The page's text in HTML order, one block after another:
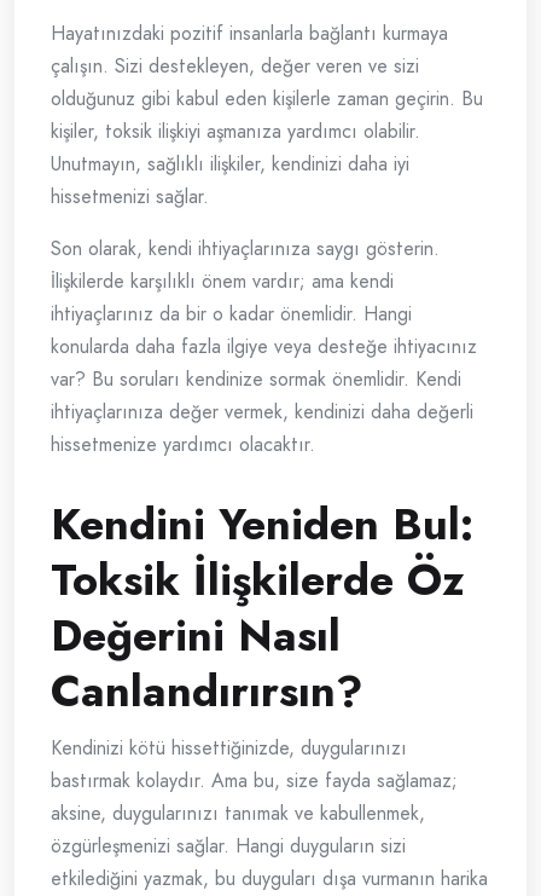
Hayatınızdaki pozitif insanlarla bağlantı kurmaya
çalışın. Sizi destekleyen, değer veren ve sizi
olduğunuz gibi kabul eden kişilerle zaman geçirin. Bu
kişiler, toksik ilişkiyi aşmanıza yardımcı olabilir.
Unutmayın, sağlıklı ilişkiler, kendinizi daha iyi
hissetmenizi sağlar.
Son olarak, kendi ihtiyaçlarınıza saygı gösterin.
İlişkilerde karşılıklı önem vardır; ama kendi
ihtiyaçlarınız da bir o kadar önemlidir. Hangi
konularda daha fazla ilgiye veya desteğe ihtiyacınız
var? Bu soruları kendinize sormak önemlidir. Kendi
ihtiyaçlarınıza değer vermek, kendinizi daha değerli
hissetmenize yardımcı olacaktır.
Kendini Yeniden Bul:
Toksik İlişkilerde Öz
Değerini Nasıl
Canlandırırsın?
Kendinizi kötü hissettiğinizde, duygularınızı
bastırmak kolaydır. Ama bu, size fayda sağlamaz;
aksine, duygularınızı tanımak ve kabullenmek,
özgürleşmenizi sağlar. Hangi duyguların sizi
etkilediğini yazmak, bu duyguları dışa vurmanın harika